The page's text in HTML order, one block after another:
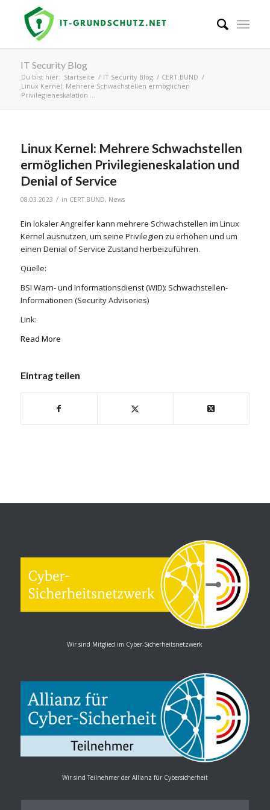
IT Security Blog
Du bist hier: Startseite / IT Security Blog / CERT.BUND /
Linux Kernel: Mehrere Schwachstellen ermöglichen
Privilegieneskalation ...
Linux Kernel: Mehrere Schwachstellen
ermöglichen Privilegieneskalation und
Denial of Service
08.03.2023 / in CERT.BUND, News
Ein lokaler Angreifer kann mehrere Schwachstellen im Linux
Kernel ausnutzen, um seine Privilegien zu erhöhen und um
einen Denial of Service Zustand herbeizuführen.
Quelle:
BSI Warn- und Informationsdienst (WID): Schwachstellen-
Informationen (Security Advisories)
Link:
Read More
Eintrag teilen
Wir sind Mitglied im Cyber-Sicherheitsnetzwerk
Wir sind Teilnehmer der Allianz für Cybersicherheit